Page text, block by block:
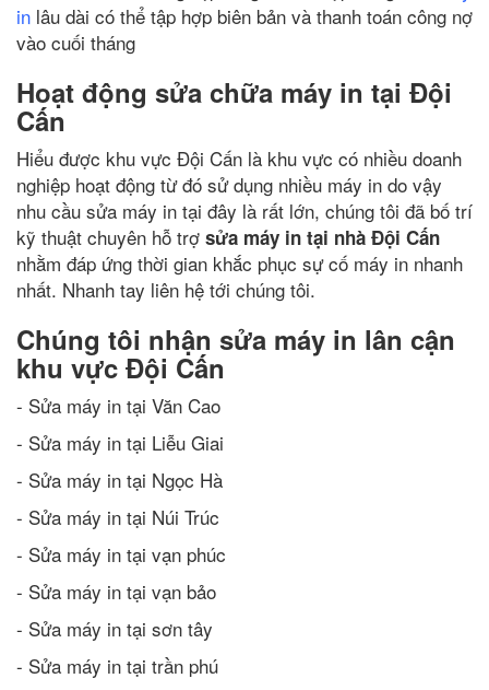
in lâu dài có thể tập hợp biên bản và thanh toán công nợ
vào cuối tháng
Hoạt động sửa chữa máy in tại Đội
Cấn
Hiểu được khu vực Đội Cấn là khu vực có nhiều doanh
nghiệp hoạt động từ đó sử dụng nhiều máy in do vậy
nhu cầu sửa máy in tại đây là rất lớn, chúng tôi đã bố trí
kỹ thuật chuyên hỗ trợ sửa máy in tại nhà Đội Cấn
nhằm đáp ứng thời gian khắc phục sự cố máy in nhanh
nhất. Nhanh tay liên hệ tới chúng tôi.
Chúng tôi nhận sửa máy in lân cận
khu vực Đội Cấn
- Sửa máy in tại Văn Cao
- Sửa máy in tại Liễu Giai
- Sửa máy in tại Ngọc Hà
- Sửa máy in tại Núi Trúc
- Sửa máy in tại vạn phúc
- Sửa máy in tại vạn bảo
- Sửa máy in tại sơn tây
- Sửa máy in tại trần phú